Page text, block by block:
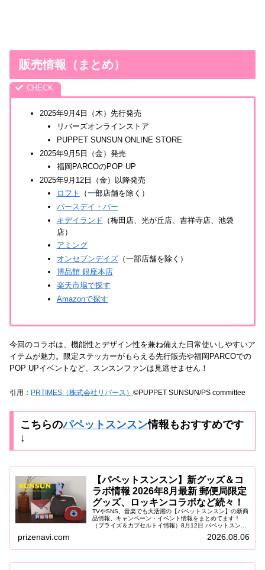
販売情報（まとめ）
2025年9月4日（木）先行発売
リバーズオンラインストア
PUPPET SUNSUN ONLINE STORE
2025年9月5日（金）発売
福岡PARCOのPOP UP
2025年9月12日（金）以降発売
ロフト
（一部店舗を除く）
バースデイ・バー
キデイランド （梅田店、光が丘店、吉祥寺店、池袋
店）
アミング
オンセブンデイズ（一部店舗を除く）
博品館 銀座本店
楽天市場で探す
Amazonで探す
今回のコラボは、機能性とデザイン性を兼ね備えた日常使いしやすいア
イテムが魅力。限定ステッカーがもらえる先行販売や福岡PARCOでの
POP UPイベントなど、スンスンファンは見逃せません！
引用： PRTIMES（株式会社リバース） ©PUPPET SUNSUN/PS committee
こちらのパペットスンスン情報もおすすめです
↓
【パペットスンスン】新グッズ＆コ
ラボ情報 2026年8月最新 郵便局限定
グッズ、ロッキンコラボなど続々！
TVやSNS、音楽でも大活躍の【パペットスンスン】の新商
品情報、キャンペーン・イベント情報をまとめてます！
（プライズ＆カプセルトイ情報）8月12日 パペットスンス
prizenavi.com 2026.08.06